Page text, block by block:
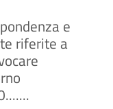
e
riferite a